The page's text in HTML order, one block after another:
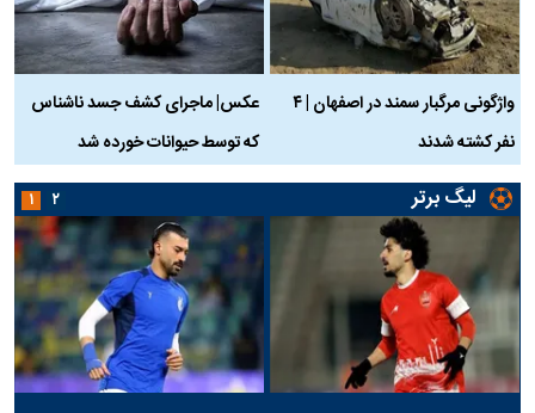
واژگونی مرگبار سمند در اصفهان | ۴
نفر کشته شدند
عکس| ماجرای کشف جسد ناشناس
که توسط حیوانات خورده شد
لیگ برتر ۱ ۲